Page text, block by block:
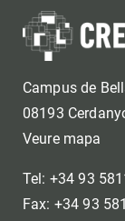
Campus de
08193
Veure mapa
Tel: +34 93
Fax: +34 93